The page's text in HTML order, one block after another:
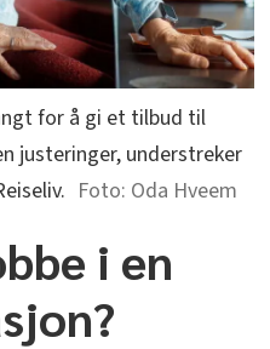
for å gi et tilbud til
justeringer, understreker
Oda Hveem
i en